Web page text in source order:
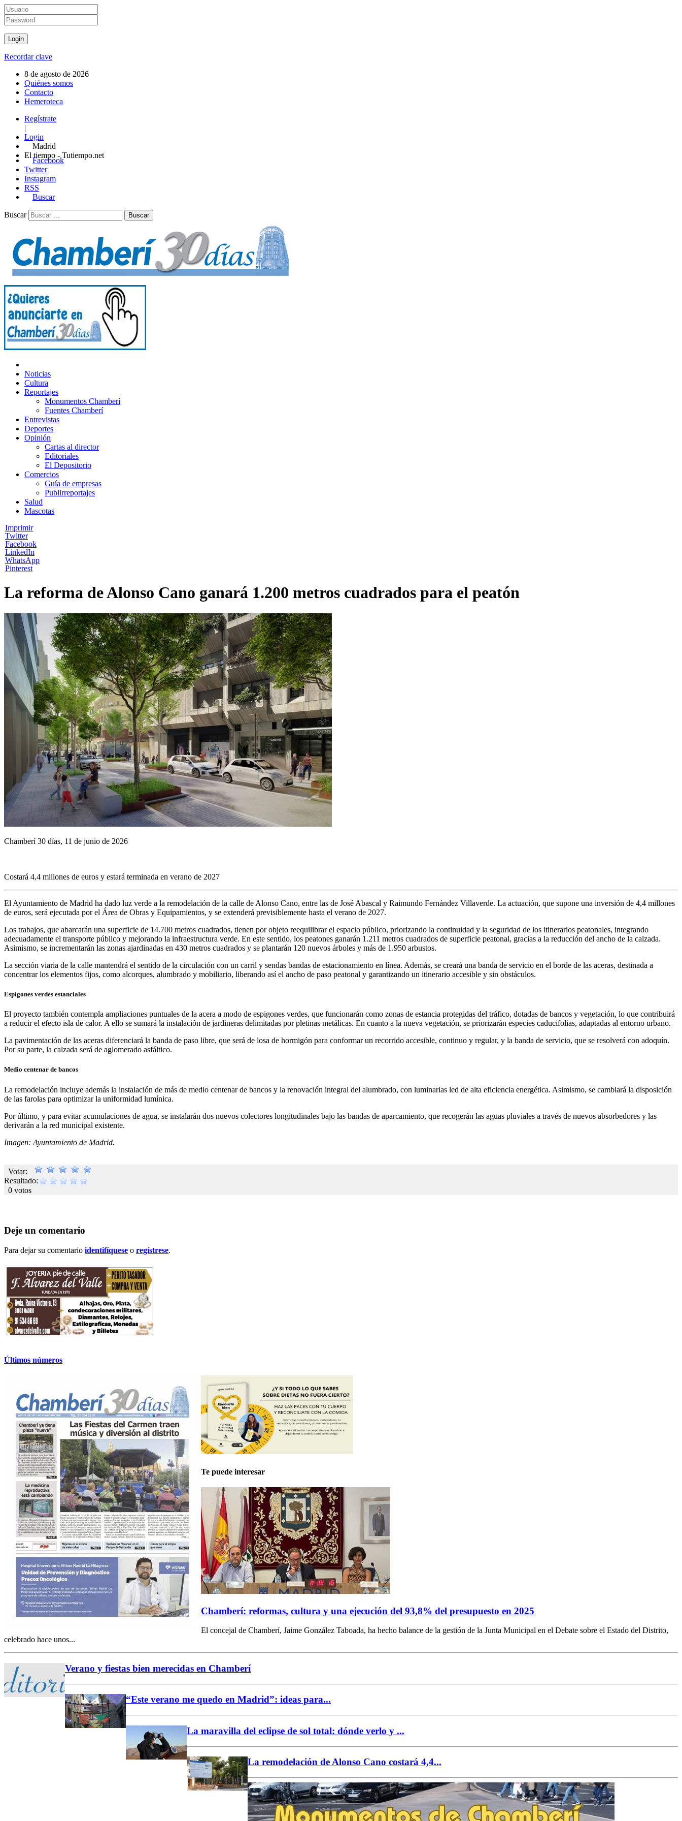
Recordar clave
8 de agosto de 2026
Quiénes somos
Contacto
Hemeroteca
Regístrate
|
Login
Madrid
El tiempo - Tutiempo.net
Facebook
Twitter
Instagram
RSS
Buscar
Buscar
Noticias
Cultura
Reportajes
Monumentos Chamberí
Fuentes Chamberí
Entrevistas
Deportes
Opinión
Cartas al director
Editoriales
El Depositorio
Comercios
Guía de empresas
Publirreportajes
Salud
Mascotas
Imprimir
Twitter
Facebook
LinkedIn
WhatsApp
Pinterest
La reforma de Alonso Cano ganará 1.200 metros cuadrados para el peatón
Chamberí 30 días, 11 de junio de 2026
Costará 4,4 millones de euros y estará terminada en verano de 2027
El Ayuntamiento de Madrid ha dado luz verde a la remodelación de la calle de Alonso Cano, entre las de José Abascal y Raimundo Fernández Villaverde. La actuación, que supone una inversión de 4,4 millones
de euros, será ejecutada por el Área de Obras y Equipamientos, y se extenderá previsiblemente hasta el verano de 2027.
Los trabajos, que abarcarán una superficie de 14.700 metros cuadrados, tienen por objeto reequilibrar el espacio público, priorizando la continuidad y la seguridad de los itinerarios peatonales, integrando
adecuadamente el transporte público y mejorando la infraestructura verde. En este sentido, los peatones ganarán 1.211 metros cuadrados de superficie peatonal, gracias a la reducción del ancho de la calzada.
Asimismo, se incrementarán las zonas ajardinadas en 430 metros cuadrados y se plantarán 120 nuevos árboles y más de 1.950 arbustos.
La sección viaria de la calle mantendrá el sentido de la circulación con un carril y sendas bandas de estacionamiento en línea. Además, se creará una banda de servicio en el borde de las aceras, destinada a
concentrar los elementos fijos, como alcorques, alumbrado y mobiliario, liberando así el ancho de paso peatonal y garantizando un itinerario accesible y sin obstáculos.
Espigones verdes estanciales
El proyecto también contempla ampliaciones puntuales de la acera a modo de espigones verdes, que funcionarán como zonas de estancia protegidas del tráfico, dotadas de bancos y vegetación, lo que contribuirá
a reducir el efecto isla de calor. A ello se sumará la instalación de jardineras delimitadas por pletinas metálicas. En cuanto a la nueva vegetación, se priorizarán especies caducifolias, adaptadas al entorno urbano.
La pavimentación de las aceras diferenciará la banda de paso libre, que será de losa de hormigón para conformar un recorrido accesible, continuo y regular, y la banda de servicio, que se resolverá con adoquín.
Por su parte, la calzada será de aglomerado asfáltico.
Medio centenar de bancos
La remodelación incluye además la instalación de más de medio centenar de bancos y la renovación integral del alumbrado, con luminarias led de alta eficiencia energética. Asimismo, se cambiará la disposición
de las farolas para optimizar la uniformidad lumínica.
Por último, y para evitar acumulaciones de agua, se instalarán dos nuevos colectores longitudinales bajo las bandas de aparcamiento, que recogerán las aguas pluviales a través de nuevos absorbedores y las
derivarán a la red municipal existente.
Imagen: Ayuntamiento de Madrid.
Votar:
Resultado:
0 votos
Deje un comentario
Para dejar su comentario identifíquese o regístrese.
Últimos números
Te puede interesar
Chamberí: reformas, cultura y una ejecución del 93,8% del presupuesto en 2025
El concejal de Chamberí, Jaime González Taboada, ha hecho balance de la gestión de la Junta Municipal en el Debate sobre el Estado del Distrito,
celebrado hace unos...
Verano y fiestas bien merecidas en Chamberí
“Este verano me quedo en Madrid”: ideas para...
La maravilla del eclipse de sol total: dónde verlo y ...
La remodelación de Alonso Cano costará 4,4...